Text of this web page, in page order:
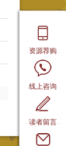
资源荐购
线上咨询
读者留言